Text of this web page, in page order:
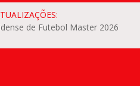
de Futebol Master 2026